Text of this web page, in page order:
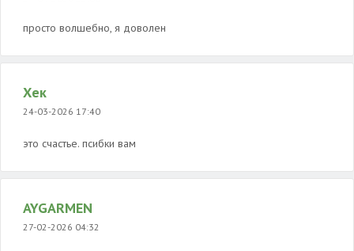
просто волшебно, я доволен
Хек
24-03-2026 17:40
это счастье. псибки вам
AYGARMEN
27-02-2026 04:32